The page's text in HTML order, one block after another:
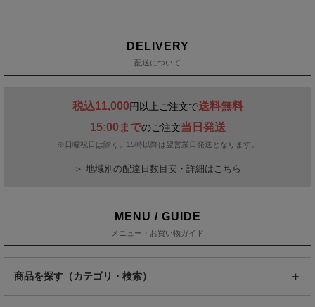
DELIVERY
配送について
税込11,000円以上ご注文で送料無料
15:00までのご注文当日発送
※日曜祝日は除く。15時以降は翌営業日発送となります。
＞ 地域別の配達日数目安・詳細はこちら
MENU / GUIDE
メニュー・お買い物ガイド
商品を探す（カテゴリ・検索）